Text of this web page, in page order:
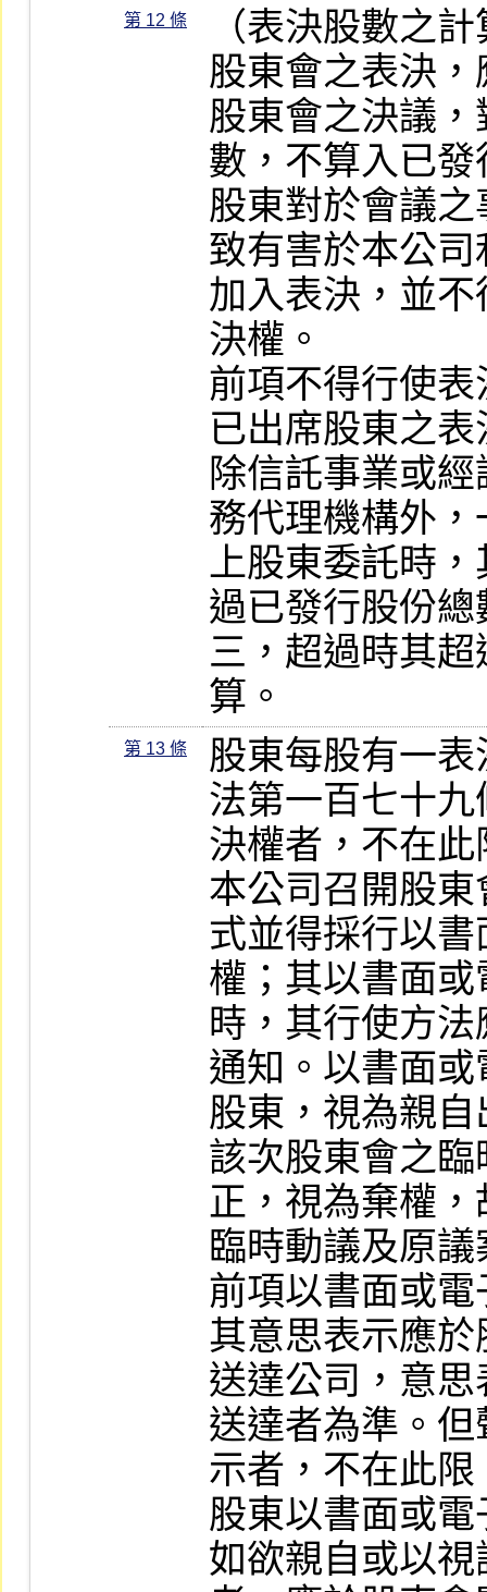
第 12 條
（表決股數之
股東會之表決
股東會之決議
數，不算入已
股東對於會議
致有害於本公
加入表決，並
決權。
前項不得行使
已出席股東之
除信託事業或
務代理機構外
上股東委託時
過已發行股份
三，超過時其
算。
第 13 條
股東每股有一
法第一百七十
決權者，不在此
本公司召開股
式並得採行以
權；其以書面
時，其行使方
通知。以書面
股東，視為親
該次股東會之
正，視為棄權
臨時動議及原
前項以書面或
其意思表示應
送達公司，意
送達者為準。
示者，不在此限
股東以書面或
如欲親自或以